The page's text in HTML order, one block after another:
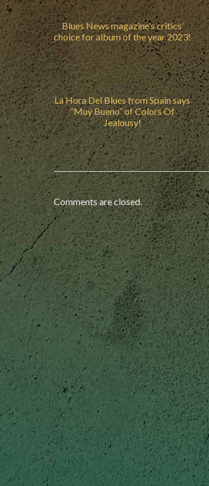
Blues News magazine’s critics’
choice for album of the year 2023!
La Hora Del Blues from Spain says
”Muy Bueno” of Colors Of
Jealousy!
Comments are closed.